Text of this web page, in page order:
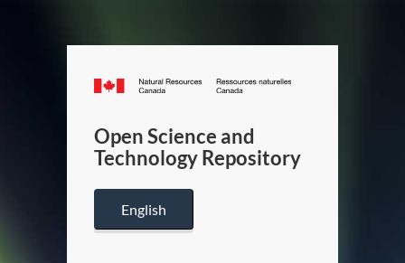
Canada.ca
/
Canada
Open Science and
Technology Repository
English